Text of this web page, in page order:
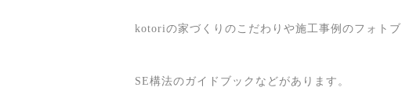
kotoriの家づくりのこだわりや施工事例のフォトブ
SE構法のガイドブックなどがあります。